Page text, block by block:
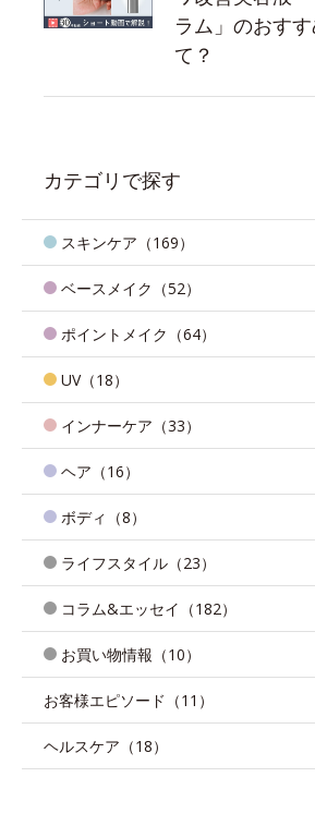
ラム」のおす
て？
カテゴリで探す
スキンケア（169）
ベースメイク（52）
ポイントメイク（64）
UV（18）
インナーケア（33）
ヘア（16）
ボディ（8）
ライフスタイル（23）
コラム&エッセイ（182）
お買い物情報（10）
お客様エピソード（11）
ヘルスケア（18）